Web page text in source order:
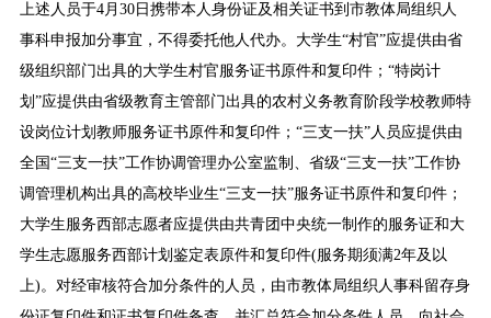
上述人员于4月30日携带本人身份证及相关证书到市教体局组织人
事科申报加分事宜，不得委托他人代办。大学生“村官”应提供由省
级组织部门出具的大学生村官服务证书原件和复印件；“特岗计
划”应提供由省级教育主管部门出具的农村义务教育阶段学校教师特
设岗位计划教师服务证书原件和复印件；“三支一扶”人员应提供由
全国“三支一扶”工作协调管理办公室监制、省级“三支一扶”工作协
调管理机构出具的高校毕业生“三支一扶”服务证书原件和复印件；
大学生服务西部志愿者应提供由共青团中央统一制作的服务证和大
学生志愿服务西部计划鉴定表原件和复印件(服务期须满2年及以
上)。对经审核符合加分条件的人员，由市教体局组织人事科留存身